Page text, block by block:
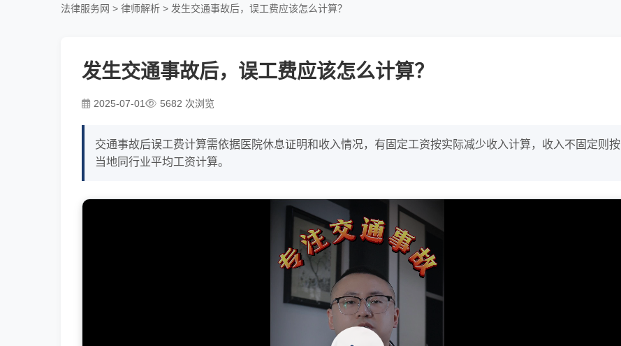
法律服务网 > 律师解析 > 发生交通事故后，误工费应该怎么计算？
发生交通事故后，误工费应该怎么计算？
2025-07-01 5682 次浏览
交通事故后误工费计算需依据医院休息证明和收入情况，有固定工资按实际减少收入计算，收入不固定则按
当地同行业平均工资计算。